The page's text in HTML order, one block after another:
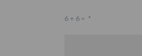
6 + 6 = *